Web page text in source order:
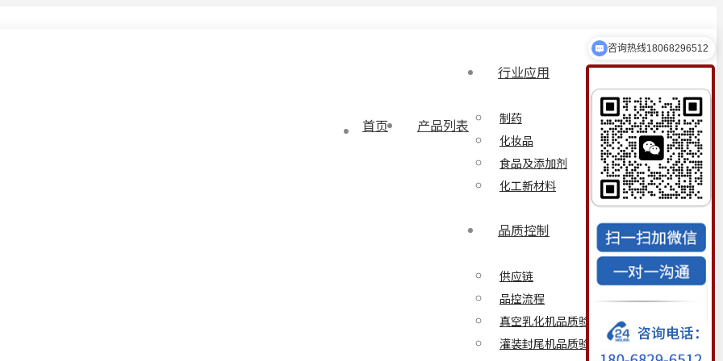
首页 产品列表
行业应用
制药
化妆品
食品及添加剂
化工新材料
品质控制
供应链
品控流程
真空乳化机品质验证方案
灌装封尾机品质验证方案
咨询热线18068296512